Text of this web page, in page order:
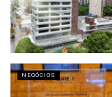
NEGÓCIOS